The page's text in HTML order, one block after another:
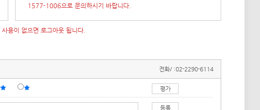
1577-1006으로 문의하시기 바랍니다.
용이 없으면 로그아웃 됩니다.
전화/ :02-2290-6114